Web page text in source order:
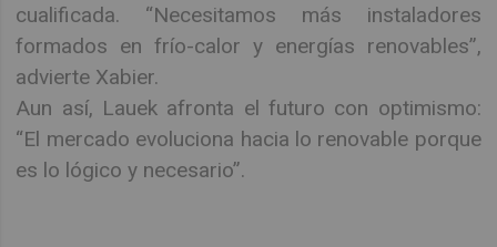
cualificada. “Necesitamos más instaladores
formados en frío-calor y energías renovables”,
advierte Xabier.
Aun así, Lauek afronta el futuro con optimismo:
“El mercado evoluciona hacia lo renovable porque
es lo lógico y necesario”.